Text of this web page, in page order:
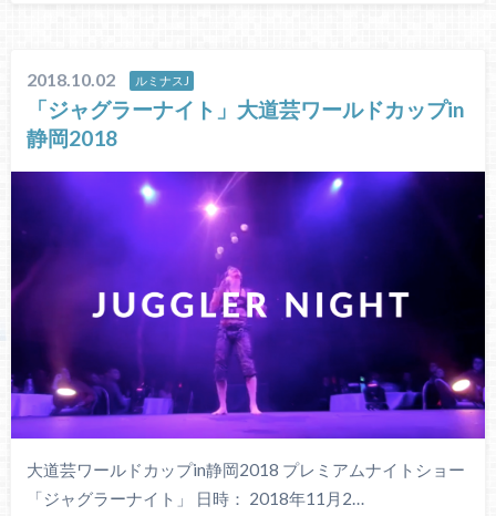
2018.10.02 ルミナスJ
「ジャグラーナイト」大道芸ワールドカップin
静岡2018
大道芸ワールドカップin静岡2018 プレミアムナイトショー
「ジャグラーナイト」 日時： 2018年11月2…